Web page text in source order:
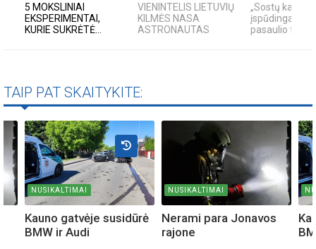
5 MOKSLINIAI
EKSPERIMENTAI,
KURIE SUKRĖTĖ...
VIENINTELIS LIETUVIŲ
KILMĖS NASA
ASTRONAUTAS
„Sostų karai" -
įspūdingas
pasaulio
TAIP PAT SKAITYKITE:
NUSIKALTIMAI
Kauno gatvėje susidūrė
BMW ir Audi
NUSIKALTIMAI
Nerami para Jonavos
rajone